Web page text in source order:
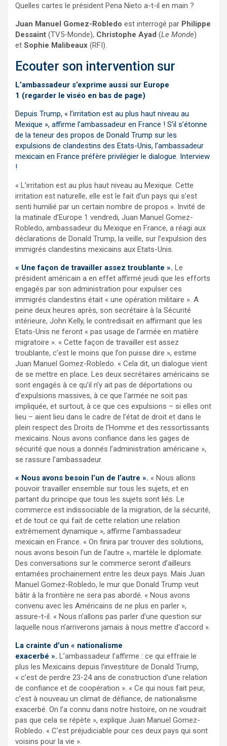
Quelles cartes le président Pena Nieto a-t-il en main ?
Juan Manuel Gomez-Robledo est interrogé par Philippe
Dessaint (TV5-Monde), Christophe Ayad (Le Monde)
et Sophie Malibeaux (RFI).
Ecouter son intervention sur
L’ambassadeur s’exprime aussi sur Europe
1 (regarder le viséo en bas de page)
Depuis Trump, « l’irritation est au plus haut niveau au
Mexique », affirme l’ambassadeur en France ! S’il s’étonne
de la teneur des propos de Donald Trump sur les
expulsions de clandestins des Etats-Unis, l’ambassadeur
mexicain en France préfère privilégier le dialogue. Interview
!
« L’irritation est au plus haut niveau au Mexique. Cette
irritation est naturelle, elle est le fait d’un pays qui s’est
senti humilié par un certain nombre de propos ». Invité de
la matinale d’Europe 1 vendredi, Juan Manuel Gomez-
Robledo, ambassadeur du Mexique en France, a réagi aux
déclarations de Donald Trump, la veille, sur l’expulsion des
immigrés clandestins mexicains aux Etats-Unis.
« Une façon de travailler assez troublante ». Le
président américain a en effet affirmé jeudi que les efforts
engagés par son administration pour expulser ces
immigrés clandestins était « une opération militaire ». A
peine deux heures après, son secrétaire à la Sécurité
intérieure, John Kelly, le contredisait en affirmant que les
Etats-Unis ne feront « pas usage de l’armée en matière
migratoire ». « Cette façon de travailler est assez
troublante, c’est le moins que l’on puisse dire », estime
Juan Manuel Gomez-Robledo. « Cela dit, un dialogue vient
de se mettre en place. Les deux secrétaires américains se
sont engagés à ce qu’il n’y ait pas de déportations ou
d’expulsions massives, à ce que l’armée ne soit pas
impliquée, et surtout, à ce que ces expulsions – si elles ont
lieu – aient lieu dans le cadre de l’état de droit et dans le
plein respect des Droits de l’Homme et des ressortissants
mexicains. Nous avons confiance dans les gages de
sécurité que nous a donnés l’administration américaine »,
se rassure l’ambassadeur.
« Nous avons besoin l’un de l’autre ». « Nous allons
pouvoir travailler ensemble sur tous les sujets, et en
partant du principe que tous les sujets sont liés. Le
commerce est indissociable de la migration, de la sécurité,
et de tout ce qui fait de cette relation une relation
extrêmement dynamique », affirme l’ambassadeur
mexicain en France. « On finira par trouver des solutions,
nous avons besoin l’un de l’autre », martèle le diplomate.
Des conversations sur le commerce seront d’ailleurs
entamées prochainement entre les deux pays. Mais Juan
Manuel Gomez-Robledo, le mur que Donald Trump veut
bâtir à la frontière ne sera pas abordé. « Nous avons
convenu avec les Américains de ne plus en parler »,
assure-t-il. « Nous n’allons pas parler d’une question sur
laquelle nous n’arriverons jamais à nous mettre d’accord ».
La crainte d’un « nationalisme
exacerbé ». L’ambassadeur l’affirme : ce qui effraie le
plus les Mexicains depuis l’investiture de Donald Trump,
« c’est de perdre 23-24 ans de construction d’une relation
de confiance et de coopération ». « Ce qui nous fait peur,
c’est à nouveau un climat de défiance, de nationalisme
exacerbé. On l’a connu dans notre histoire, on ne voudrait
pas que cela se répète », explique Juan Manuel Gomez-
Robledo. « C’est préjudiciable pour ces deux pays qui sont
voisins pour la vie ».